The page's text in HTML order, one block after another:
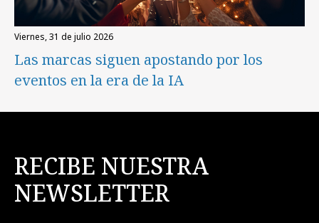
viernes, 31 de julio 2026
Las marcas siguen apostando por los
eventos en la era de la IA
RECIBE NUESTRA
NEWSLETTER